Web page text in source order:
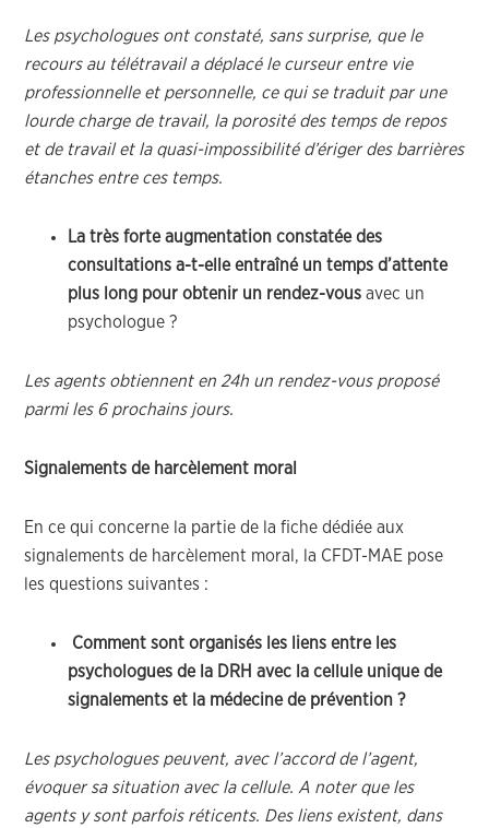
Les psychologues ont constaté, sans surprise, que le
recours au télétravail a déplacé le curseur entre vie
professionnelle et personnelle, ce qui se traduit par une
lourde charge de travail, la porosité des temps de repos
et de travail et la quasi-impossibilité d’ériger des barrières
étanches entre ces temps.
La très forte augmentation constatée des
consultations a-t-elle entraîné un temps d’attente
plus long pour obtenir un rendez-vous avec un
psychologue ?
Les agents obtiennent en 24h un rendez-vous proposé
parmi les 6 prochains jours.
Signalements de harcèlement moral
En ce qui concerne la partie de la fiche dédiée aux
signalements de harcèlement moral, la CFDT-MAE pose
les questions suivantes :
Comment sont organisés les liens entre les
psychologues de la DRH avec la cellule unique de
signalements et la médecine de prévention ?
Les psychologues peuvent, avec l’accord de l’agent,
évoquer sa situation avec la cellule. A noter que les
agents y sont parfois réticents. Des liens existent, dans